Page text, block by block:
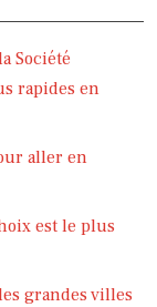
Société
rapides en
aller en
est le plus
grandes villes